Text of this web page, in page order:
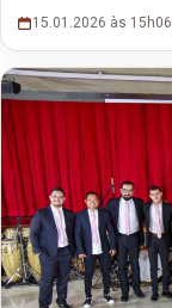
15.01.2026 às 15h06